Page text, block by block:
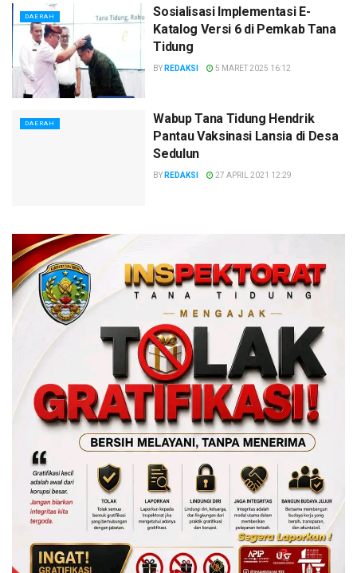
DAERAH
Sosialisasi Implementasi E-
Katalog Versi 6 di Pemkab Tana
Tidung
BY REDAKSI 5 MARET 2025 16:12
DAERAH
Wabup Tana Tidung Hendrik
Pantau Vaksinasi Lansia di Desa
Sedulun
BY REDAKSI 27 APRIL 2021 12:29